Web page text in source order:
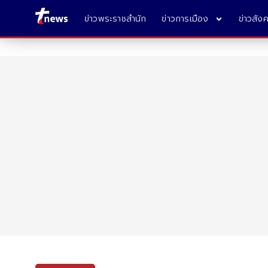
ข่าวพระราชสำนัก ข่าวการเมือง ข่าวสัง